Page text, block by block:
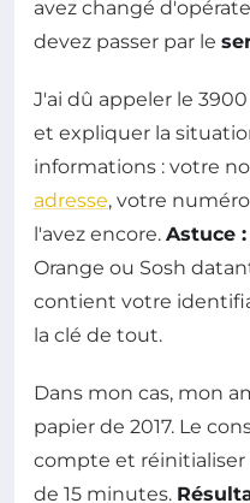
avez changé
devez passer par le
J'ai dû appeler le
et expliquer la
informations : votre
adresse, votre
l'avez encore. Astuce :
Orange ou Sosh
contient votre
la clé de tout.
Dans mon cas, mon
papier de 2017. Le
compte et réinitialiser
de 15 minutes.